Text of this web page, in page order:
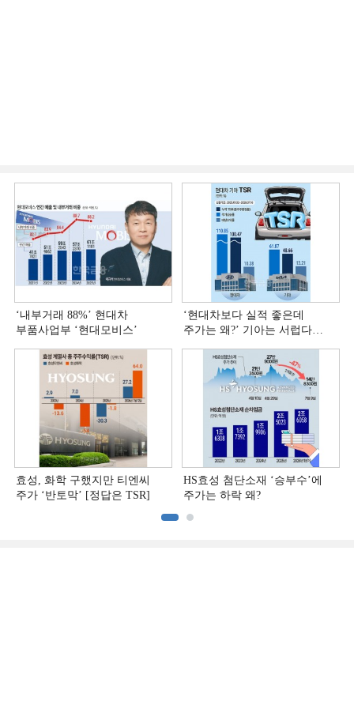
‘내부거래 88%ʼ 현대차
부품사업부 ‘현대모비스ʼ
‘현대차보다 실적 좋은데
주가는 왜?ʼ 기아는 서럽다
효성, 화학 구했지만 티엔씨
주가 ‘반토막’ [정답은 TSR]
HS효성 첨단소재 ‘승부수’에
주가는 하락 왜?